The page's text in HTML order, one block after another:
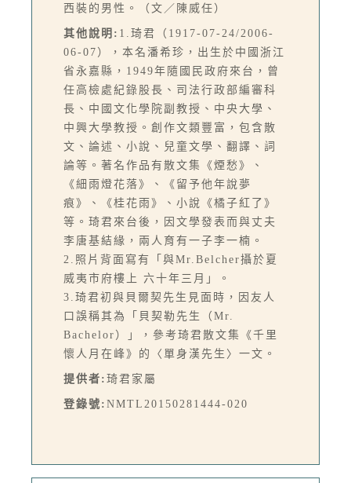
西裝的男性。（文／陳威任）
其他說明: 1.琦君（1917-07-24/2006-
06-07），本名潘希珍，出生於中國浙江
省永嘉縣，1949年隨國民政府來台，曾
任高檢處紀錄股長、司法行政部編審科
長、中國文化學院副教授、中央大學、
中興大學教授。創作文類豐富，包含散
文、論述、小說、兒童文學、翻譯、詞
論等。著名作品有散文集《煙愁》、
《細雨燈花落》、《留予他年說夢
痕》、《桂花雨》、小說《橘子紅了》
等。琦君來台後，因文學發表而與丈夫
李唐基結緣，兩人育有一子李一楠。
2.照片背面寫有「與Mr.Belcher攝於夏
威夷市府樓上 六十年三月」。
3.琦君初與貝爾契先生見面時，因友人
口誤稱其為「貝契勒先生（Mr.
Bachelor）」，參考琦君散文集《千里
懷人月在峰》的〈單身漢先生〉一文。
提供者: 琦君家屬
登錄號: NMTL20150281444-020